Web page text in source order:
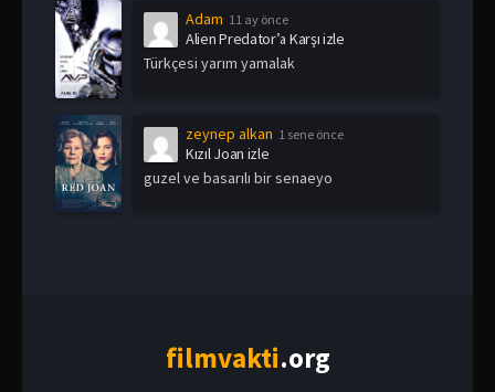
Adam 11 ay önce
Alien Predator’a Karşı izle
Türkçesi yarım yamalak
zeynep alkan 1 sene önce
Kızıl Joan izle
guzel ve basarılı bir senaeyo
filmvakti.org